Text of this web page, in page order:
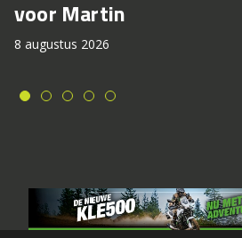
voor Martin
8 augustus 2026